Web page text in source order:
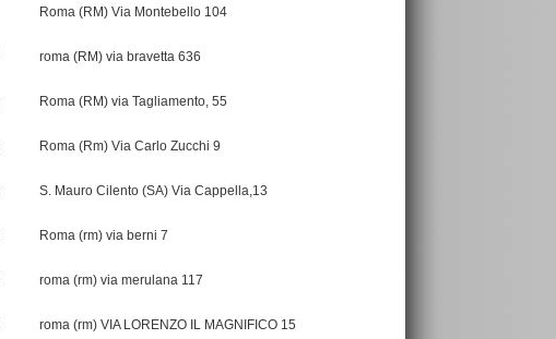
Roma (RM) Via Montebello 104
roma (RM) via bravetta 636
Roma (RM) via Tagliamento, 55
Roma (Rm) Via Carlo Zucchi 9
S. Mauro Cilento (SA) Via Cappella,13
Roma (rm) via berni 7
roma (rm) via merulana 117
roma (rm) VIA LORENZO IL MAGNIFICO 15